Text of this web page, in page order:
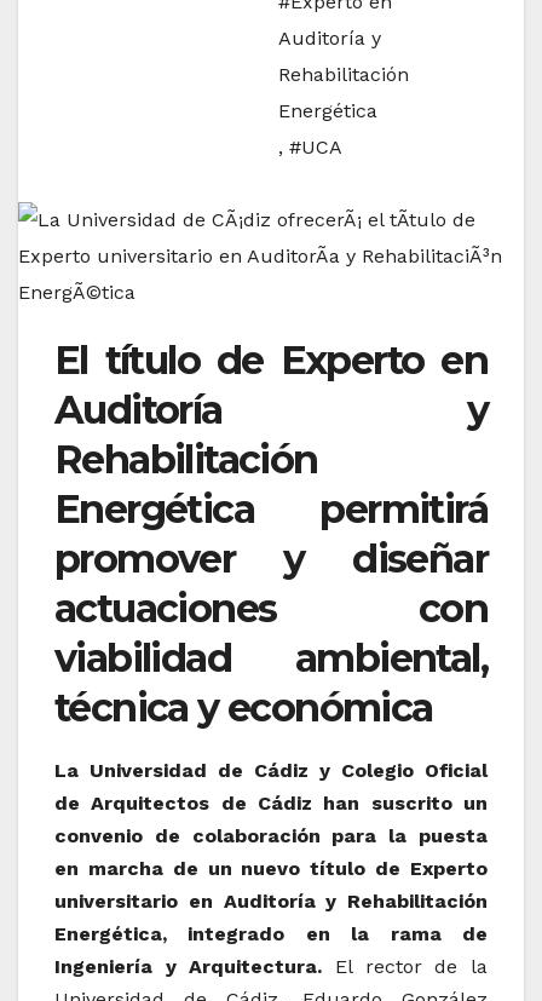
Auditoría y
Rehabilitación
Energética
, #UCA
El título de Experto en
Auditoría y
Rehabilitación
Energética permitirá
promover y diseñar
actuaciones con
viabilidad ambiental,
técnica y económica
La Universidad de Cádiz y Colegio Oficial
de Arquitectos de Cádiz han suscrito un
convenio de colaboración para la puesta
en marcha de un nuevo título de Experto
universitario en Auditoría y Rehabilitación
Energética, integrado en la rama de
Ingeniería y Arquitectura. El rector de la